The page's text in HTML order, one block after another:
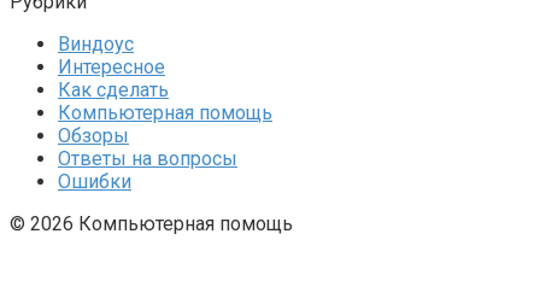
Виндоус
Интересное
Как сделать
Компьютерная помощь
Обзоры
Ответы на вопросы
Ошибки
© 2026 Компьютерная помощь